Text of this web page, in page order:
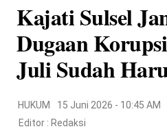
Kajati Sulsel
Dugaan
Juli Sudah
HUKUM
15 Juni 2026 - 10:45 AM
Editor : Redaksi